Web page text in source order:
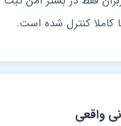
کنترل شده است.
واقعی